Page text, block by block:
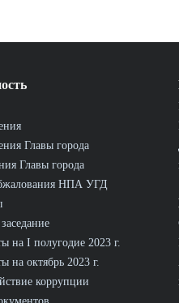
Главы города
Главы города
НПА УГД
на I полугодие 2023 г.
на октябрь 2023 г.
коррупции